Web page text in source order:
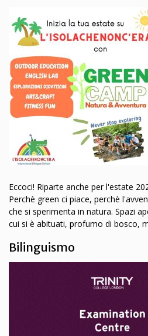
Eccoci! Riparte anche per l'estate
Perchè green ci piace, perchè
che si sperimenta in natura. Spazi
cui si è abituati, profumo di bosco,
Bilinguismo